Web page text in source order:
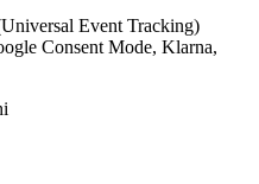
Event Tracking)
Consent Mode, Klarna,